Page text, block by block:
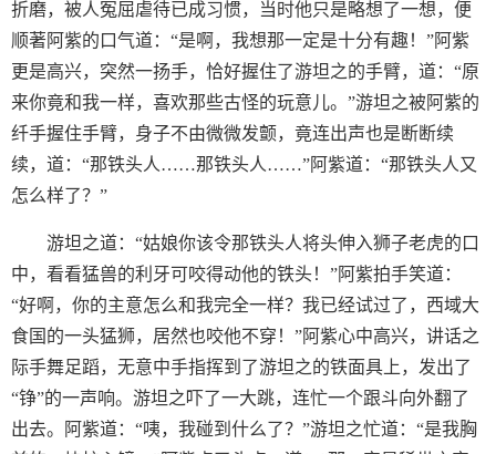
折磨，被人冤屈虐待已成习惯，当时他只是略想了一想，便
顺著阿紫的口气道：“是啊，我想那一定是十分有趣！”阿紫
更是高兴，突然一扬手，恰好握住了游坦之的手臂，道：“原
来你竟和我一样，喜欢那些古怪的玩意儿。”游坦之被阿紫的
纤手握住手臂，身子不由微微发颤，竟连出声也是断断续
续，道：“那铁头人……那铁头人……”阿紫道：“那铁头人又
怎么样了？”
游坦之道：“姑娘你该令那铁头人将头伸入狮子老虎的口
中，看看猛兽的利牙可咬得动他的铁头！”阿紫拍手笑道：
“好啊，你的主意怎么和我完全一样？我已经试过了，西域大
食国的一头猛狮，居然也咬他不穿！”阿紫心中高兴，讲话之
际手舞足蹈，无意中手指挥到了游坦之的铁面具上，发出了
“铮”的一声响。游坦之吓了一大跳，连忙一个跟斗向外翻了
出去。阿紫道：“咦，我碰到什么了？”游坦之忙道：“是我胸